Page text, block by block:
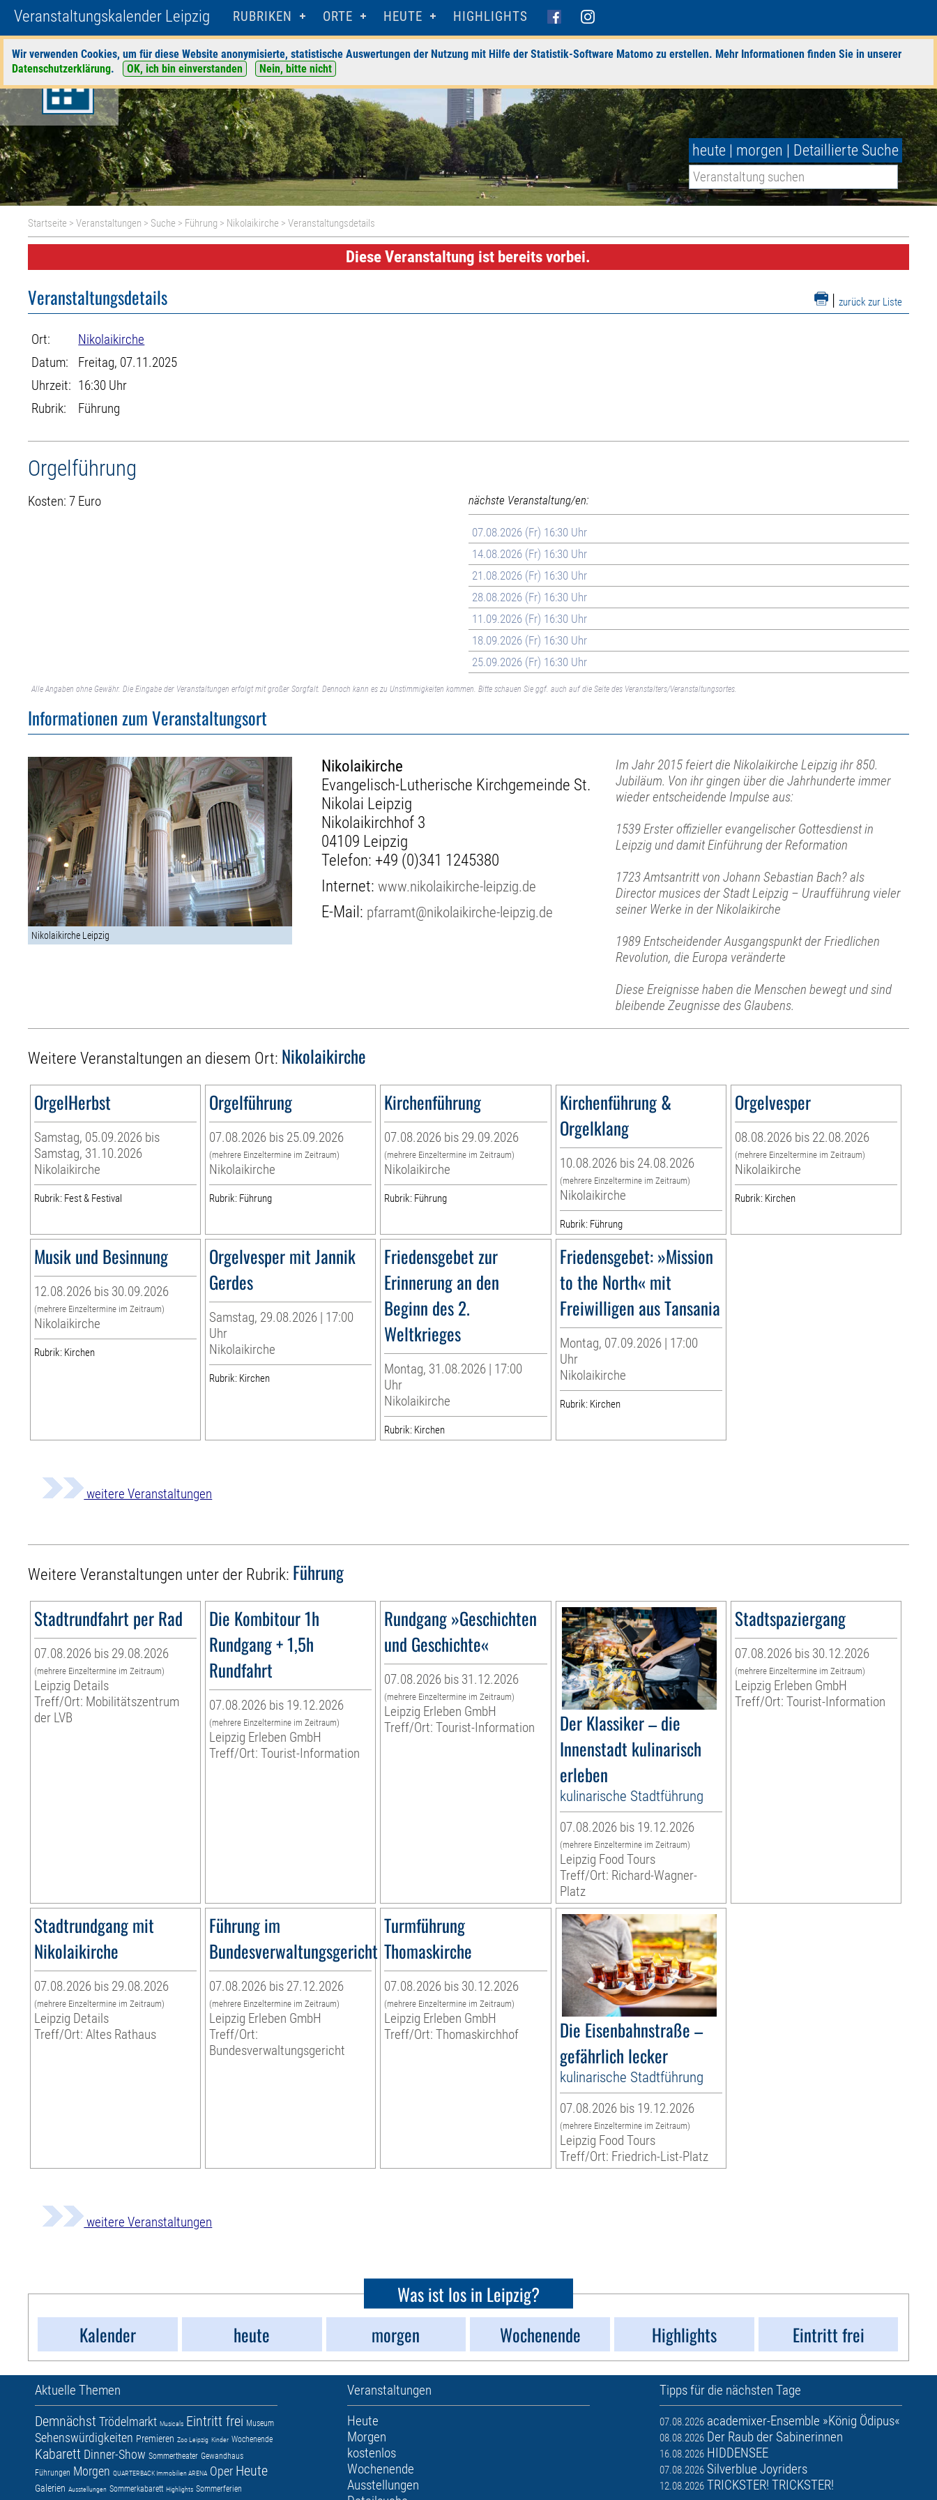
Veranstaltungskalender Leipzig RUBRIKEN ORTE HEUTE HIGHLIGHTS
Wir verwenden Cookies, um für diese Website anonymisierte, statistische Auswertungen der Nutzung mit Hilfe der Statistik-Software Matomo zu erstellen. Mehr Informationen finden Sie in unserer
Datenschutzerklärung. OK, ich bin einverstanden Nein, bitte nicht
heute | morgen | Detaillierte Suche
Startseite >Veranstaltungen > Suche > Führung > Nikolaikirche > Veranstaltungsdetails
Diese Veranstaltung ist bereits vorbei.
| zurück zur Liste
Veranstaltungsdetails
Ort:
Nikolaikirche
Datum:
Freitag, 07.11.2025
Uhrzeit: 16:30 Uhr
Rubrik:
Führung
Orgelführung
Kosten: 7 Euro nächste Veranstaltung/en:
07.08.2026 (Fr) 16:30 Uhr
14.08.2026 (Fr) 16:30 Uhr
21.08.2026 (Fr) 16:30 Uhr
28.08.2026 (Fr) 16:30 Uhr
11.09.2026 (Fr) 16:30 Uhr
18.09.2026 (Fr) 16:30 Uhr
25.09.2026 (Fr) 16:30 Uhr
Alle Angaben ohne Gewähr. Die Eingabe der Veranstaltungen erfolgt mit großer Sorgfalt. Dennoch kann es zu Unstimmigkeiten kommen. Bitte schauen Sie ggf. auch auf die Seite des Veranstalters/Veranstaltungsortes.
Informationen zum Veranstaltungsort
Nikolaikirche Leipzig
Nikolaikirche
Evangelisch-Lutherische Kirchgemeinde St.
Nikolai Leipzig
Nikolaikirchhof 3
04109 Leipzig
Telefon: +49 (0)341 1245380
Internet:www.nikolaikirche-leipzig.de
E-Mail: pfarramt@nikolaikirche-leipzig.de
Im Jahr 2015 feiert die Nikolaikirche Leipzig ihr 850.
Jubiläum. Von ihr gingen über die Jahrhunderte immer
wieder entscheidende Impulse aus:
1539 Erster offizieller evangelischer Gottesdienst in
Leipzig und damit Einführung der Reformation
1723 Amtsantritt von Johann Sebastian Bach? als
Director musices der Stadt Leipzig – Uraufführung vieler
seiner Werke in der Nikolaikirche
1989 Entscheidender Ausgangspunkt der Friedlichen
Revolution, die Europa veränderte
Diese Ereignisse haben die Menschen bewegt und sind
bleibende Zeugnisse des Glaubens.
Weitere Veranstaltungen an diesem Ort: Nikolaikirche
OrgelHerbst
Samstag, 05.09.2026 bis
Samstag, 31.10.2026
Nikolaikirche
Rubrik: Fest & Festival
Orgelführung
07.08.2026 bis 25.09.2026
(mehrere Einzeltermine im Zeitraum)
Nikolaikirche
Rubrik: Führung
Kirchenführung
07.08.2026 bis 29.09.2026
(mehrere Einzeltermine im Zeitraum)
Nikolaikirche
Rubrik: Führung
Kirchenführung &
Orgelklang
10.08.2026 bis 24.08.2026
(mehrere Einzeltermine im Zeitraum)
Nikolaikirche
Rubrik: Führung
Orgelvesper
08.08.2026 bis 22.08.2026
(mehrere Einzeltermine im Zeitraum)
Nikolaikirche
Rubrik: Kirchen
Musik und Besinnung
12.08.2026 bis 30.09.2026
(mehrere Einzeltermine im Zeitraum)
Nikolaikirche
Rubrik: Kirchen
Orgelvesper mit Jannik
Gerdes
Samstag, 29.08.2026 | 17:00
Uhr
Nikolaikirche
Rubrik: Kirchen
Friedensgebet zur
Erinnerung an den
Beginn des 2.
Weltkrieges
Montag, 31.08.2026 | 17:00
Uhr
Nikolaikirche
Rubrik: Kirchen
Friedensgebet: »Mission
to the North« mit
Freiwilligen aus Tansania
Montag, 07.09.2026 | 17:00
Uhr
Nikolaikirche
Rubrik: Kirchen
weitere Veranstaltungen
Weitere Veranstaltungen unter der Rubrik: Führung
Stadtrundfahrt per Rad
07.08.2026 bis 29.08.2026
(mehrere Einzeltermine im Zeitraum)
Leipzig Details
Treff/Ort: Mobilitätszentrum
der LVB
Die Kombitour 1h
Rundgang + 1,5h
Rundfahrt
07.08.2026 bis 19.12.2026
(mehrere Einzeltermine im Zeitraum)
Leipzig Erleben GmbH
Treff/Ort: Tourist-Information
Rundgang »Geschichten
und Geschichte«
07.08.2026 bis 31.12.2026
(mehrere Einzeltermine im Zeitraum)
Leipzig Erleben GmbH
Treff/Ort: Tourist-Information
Der Klassiker – die
Innenstadt kulinarisch
erleben
kulinarische Stadtführung
07.08.2026 bis 19.12.2026
(mehrere Einzeltermine im Zeitraum)
Leipzig Food Tours
Treff/Ort: Richard-Wagner-
Platz
Stadtspaziergang
07.08.2026 bis 30.12.2026
(mehrere Einzeltermine im Zeitraum)
Leipzig Erleben GmbH
Treff/Ort: Tourist-Information
Stadtrundgang mit
Nikolaikirche
07.08.2026 bis 29.08.2026
(mehrere Einzeltermine im Zeitraum)
Leipzig Details
Treff/Ort: Altes Rathaus
Führung im
Bundesverwaltungsgericht
07.08.2026 bis 27.12.2026
(mehrere Einzeltermine im Zeitraum)
Leipzig Erleben GmbH
Treff/Ort:
Bundesverwaltungsgericht
Turmführung
Thomaskirche
07.08.2026 bis 30.12.2026
(mehrere Einzeltermine im Zeitraum)
Leipzig Erleben GmbH
Treff/Ort: Thomaskirchhof
Die Eisenbahnstraße –
gefährlich lecker
kulinarische Stadtführung
07.08.2026 bis 19.12.2026
(mehrere Einzeltermine im Zeitraum)
Leipzig Food Tours
Treff/Ort: Friedrich-List-Platz
weitere Veranstaltungen
Was ist los in Leipzig?
Kalender
heute morgen Wochenende Highlights Eintritt frei
Aktuelle Themen
Demnächst Trödelmarkt Musicals Eintritt frei Museum
Sehenswürdigkeiten Premieren Zoo Leipzig Kinder Wochenende
Kabarett Dinner-Show Sommertheater Gewandhaus
Führungen Morgen QUARTERBACK Immobilien ARENA Oper Heute
Galerien Ausstellungen Sommerkabarett Highlights Sommerferien
Veranstaltungen
Heute
Morgen
kostenlos
Wochenende
Ausstellungen
Tipps für die nächsten Tage
07.08.2026 academixer-Ensemble »König Ödipus«
08.08.2026 Der Raub der Sabinerinnen
16.08.2026 HIDDENSEE
07.08.2026 Silverblue Joyriders
12.08.2026 TRICKSTER! TRICKSTER!